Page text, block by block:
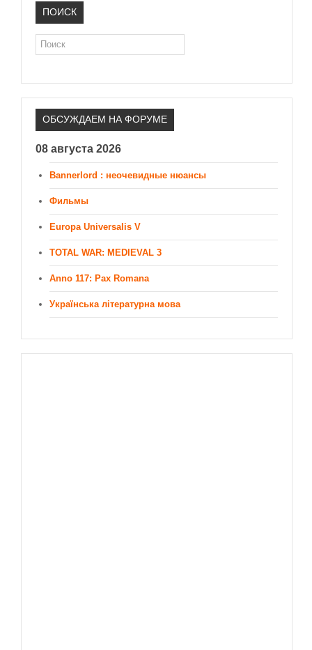
ПОИСК
Поиск
ОБСУЖДАЕМ НА ФОРУМЕ
08 августа 2026
Bannerlord : неочевидные нюансы
Фильмы
Europa Universalis V
TOTAL WAR: MEDIEVAL 3
Anno 117: Pax Romana
Українська літературна мова